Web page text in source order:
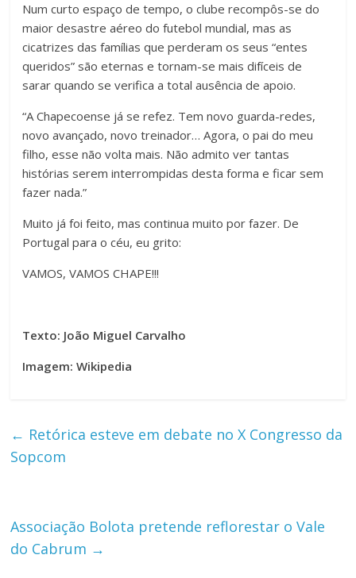
Num curto espaço de tempo, o clube recompôs-se do
maior desastre aéreo do futebol mundial, mas as
cicatrizes das famílias que perderam os seus “entes
queridos” são eternas e tornam-se mais difíceis de
sarar quando se verifica a total ausência de apoio.
“A Chapecoense já se refez. Tem novo guarda-redes,
novo avançado, novo treinador… Agora, o pai do meu
filho, esse não volta mais. Não admito ver tantas
histórias serem interrompidas desta forma e ficar sem
fazer nada.”
Muito já foi feito, mas continua muito por fazer. De
Portugal para o céu, eu grito:
VAMOS, VAMOS CHAPE!!!
Texto: João Miguel Carvalho
Imagem: Wikipedia
← Retórica esteve em debate no X Congresso da
Sopcom
Associação Bolota pretende reflorestar o Vale
do Cabrum →